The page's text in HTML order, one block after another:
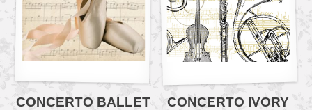
CONCERTO BALLET CONCERTO IVORY